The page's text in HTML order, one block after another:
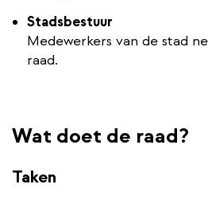
Stadsbestuur
Medewerkers van de stad
raad.
Wat doet de raad?
Taken